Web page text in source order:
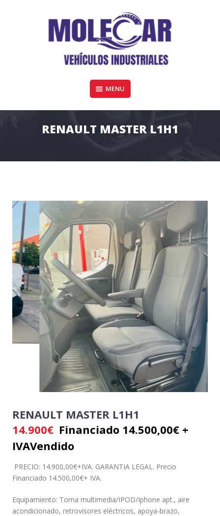
MOLECAR VEHÍCULOS COMERCIALES
Furgonetas y vehiculos industriales de todas las marcas en Córdoba
MENU
RENAULT MASTER L1H1
RENAULT MASTER L1H1
14.900€ Financiado 14.500,00€ +
IVAVendido
PRECIO: 14.900,00€+IVA. GARANTIA LEGAL. Precio
Financiado 14.500,00€+ IVA.
Equipamiento: Toma multimedia/IPOD/Iphone apt., aire
acondicionado, retrovisores eléctricos, apoya-brazo,